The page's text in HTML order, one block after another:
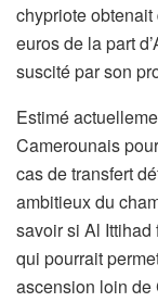
chypriote
euros de la part
suscité par son
Estimé
Camerounais
cas de transfert
ambitieux du
savoir si Al
qui pourrait
ascension loin de